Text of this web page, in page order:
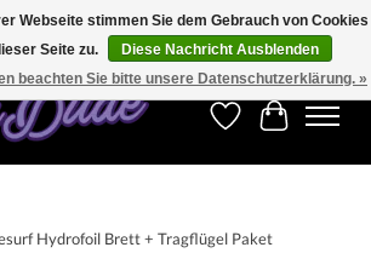
ab 250 €. Weltweite Lieferung!
Wunschzettel
Ihr
Hydrofoil Brett + Tragflügel Paket
Webseite stimmen Sie dem Gebrauch von Cookies
Seite zu.
Diese Nachricht Ausblenden
beachten Sie bitte unsere Datenschutzerklärung. »